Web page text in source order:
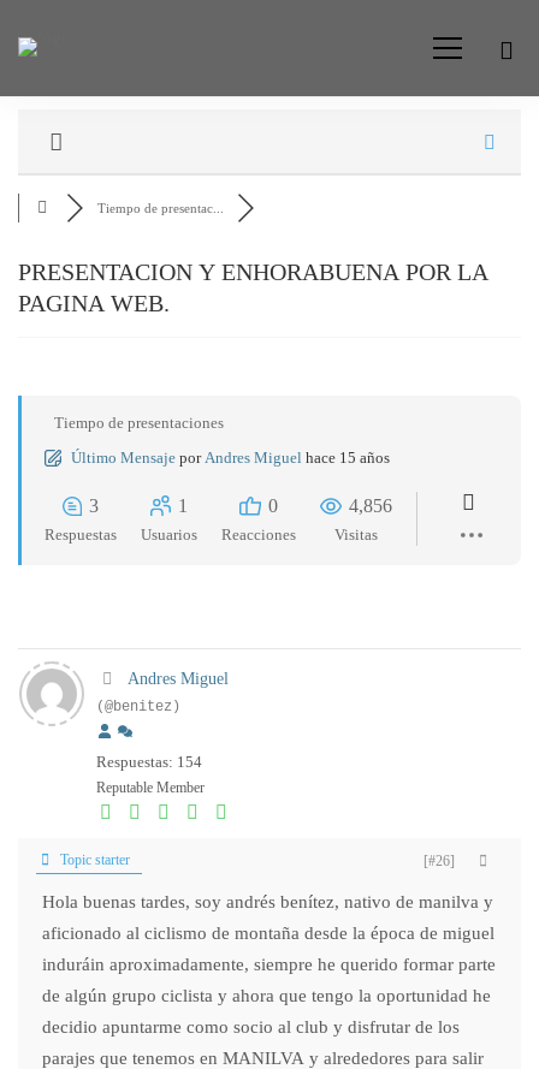
Foro
Tiempo de presentac...
PRESENTACION Y ENHORABUENA POR LA
PAGINA WEB.
Tiempo de presentaciones
Último Mensaje por Andres Miguel hace 15 años
3
Respuestas
1
Usuarios
0
Reacciones
4,856
Visitas
Andres Miguel
(@benitez)
Respuestas: 154
Reputable Member
Topic starter [#26]
Hola buenas tardes, soy andrés benítez, nativo de manilva y
aficionado al ciclismo de montaña desde la época de miguel
induráin aproximadamente, siempre he querido formar parte
de algún grupo ciclista y ahora que tengo la oportunidad he
decidio apuntarme como socio al club y disfrutar de los
parajes que tenemos en MANILVA y alrededores para salir